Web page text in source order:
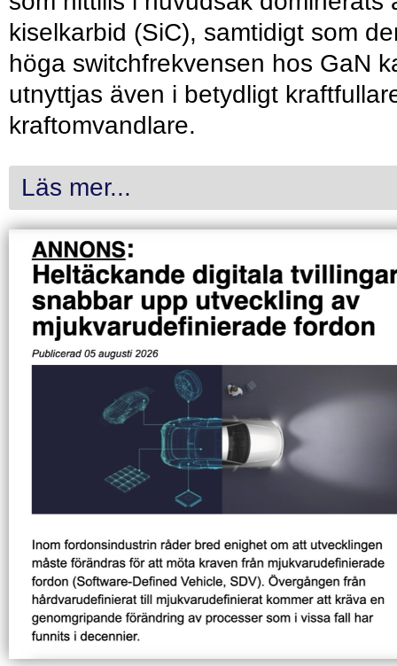
kiselkarbid (SiC), samtidigt som
höga switchfrekvensen hos GaN
utnyttjas även i betydligt
kraftomvandlare.
Läs mer...